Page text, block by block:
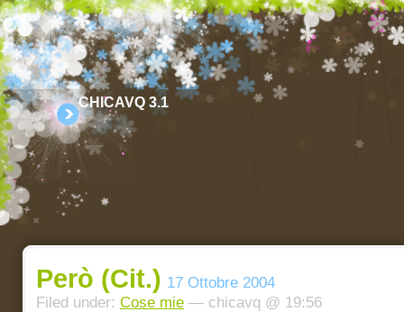
CHICAVQ 3.1
Però (cit.) 17 Ottobre 2004
Filed under: Cose mie — chicavq @ 19:56